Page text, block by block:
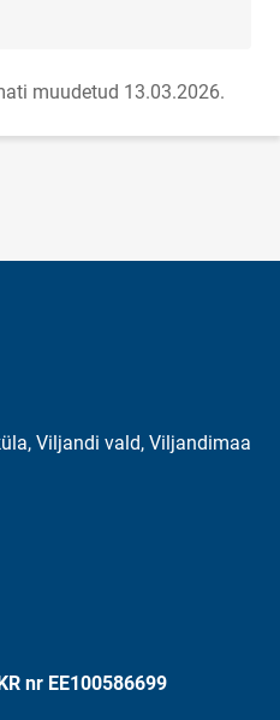
muudetud 13.03.2026.
Viljandi vald, Viljandimaa
nr EE100586699